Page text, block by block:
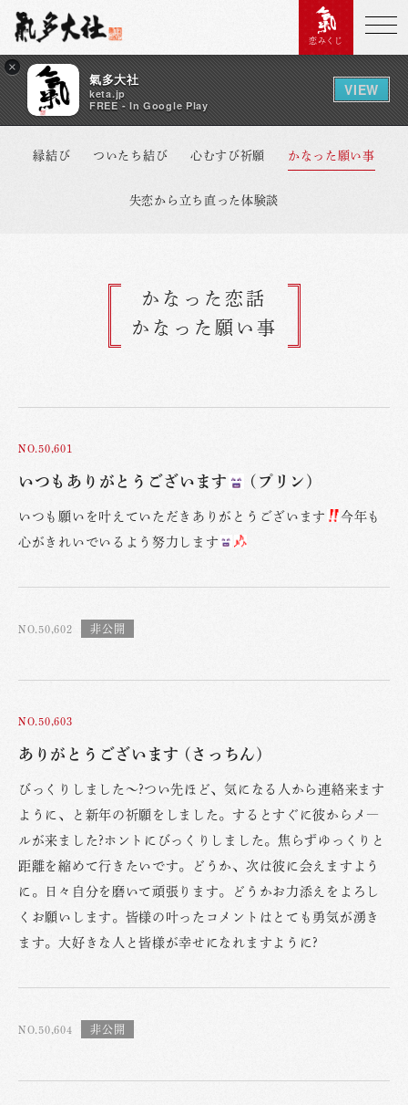
×
氣多大社
keta.jp
FREE - In Google Play
VIEW
恋みくじ
縁結び ついたち結び 心むすび祈願 かなった願い事
失恋から立ち直った体験談
かなった恋話
かなった願い事
NO.50,601
いつもありがとうございます (プリン)
いつも願いを叶えていただきありがとうございます
今年も
心がきれいでいるよう努力します
NO.50,602
NO.50,603
ありがとうございます (さっちん)
びっくりしました〜?つい先ほど、気になる人から連絡来ます
ように、と新年の祈願をしました。するとすぐに彼からメ―
ルが来ました?ホントにびっくりしました。焦らずゆっくりと
距離を縮めて行きたいです。どうか、次は彼に会えますよう
に。日々自分を磨いて頑張ります。どうかお力添えをよろし
くお願いします。皆様の叶ったコメントはとても勇気が湧き
ます。大好きな人と皆様が幸せになれますように?
NO.50,604